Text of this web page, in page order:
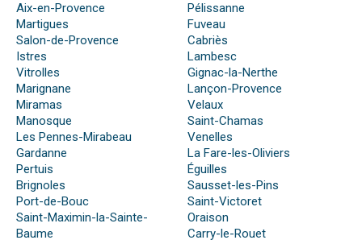
Aix-en-Provence
Martigues
Salon-de-Provence
Istres
Vitrolles
Marignane
Miramas
Manosque
Les Pennes-Mirabeau
Gardanne
Pertuis
Brignoles
Port-de-Bouc
Saint-Maximin-la-Sainte-
Baume
Pélissanne
Fuveau
Cabriès
Lambesc
Gignac-la-Nerthe
Lançon-Provence
Velaux
Saint-Chamas
Venelles
La Fare-les-Oliviers
Éguilles
Sausset-les-Pins
Saint-Victoret
Oraison
Carry-le-Rouet